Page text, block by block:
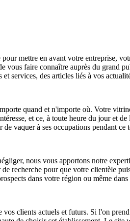
mettre en avant votre entreprise,
vous faire connaître auprès du grand
services, des articles liés à vos
quand et n'importe où. Votre
et ce, à toute heure du jour et
vaquer à ses occupations pendant ce
nous vous apportons notre
recherche pour que votre clientèle
dans votre région ou même dans
clients actuels et futurs. Si l'on